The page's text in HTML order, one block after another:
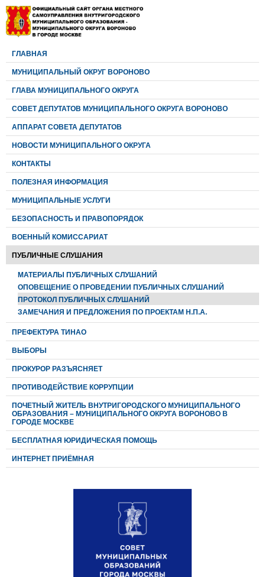
ГЛАВНАЯ
МУНИЦИПАЛЬНЫЙ ОКРУГ ВОРОНОВО
ГЛАВА МУНИЦИПАЛЬНОГО ОКРУГА
CОВЕТ ДЕПУТАТОВ МУНИЦИПАЛЬНОГО ОКРУГА ВОРОНОВО
АППАРАТ СОВЕТА ДЕПУТАТОВ
НОВОСТИ МУНИЦИПАЛЬНОГО ОКРУГА
КОНТАКТЫ
ПОЛЕЗНАЯ ИНФОРМАЦИЯ
МУНИЦИПАЛЬНЫЕ УСЛУГИ
БЕЗОПАСНОСТЬ И ПРАВОПОРЯДОК
ВОЕННЫЙ КОМИССАРИАТ
ПУБЛИЧНЫЕ СЛУШАНИЯ
МАТЕРИАЛЫ ПУБЛИЧНЫХ СЛУШАНИЙ
ОПОВЕЩЕНИЕ О ПРОВЕДЕНИИ ПУБЛИЧНЫХ СЛУШАНИЙ
ПРОТОКОЛ ПУБЛИЧНЫХ СЛУШАНИЙ
ЗАМЕЧАНИЯ И ПРЕДЛОЖЕНИЯ ПО ПРОЕКТАМ Н.П.А.
ПРЕФЕКТУРА ТИНАО
ВЫБОРЫ
ПРОКУРОР РАЗЪЯСНЯЕТ
ПРОТИВОДЕЙСТВИЕ КОРРУПЦИИ
ПОЧЕТНЫЙ ЖИТЕЛЬ ВНУТРИГОРОДСКОГО МУНИЦИПАЛЬНОГО
ОБРАЗОВАНИЯ – МУНИЦИПАЛЬНОГО ОКРУГА ВОРОНОВО В
ГОРОДЕ МОСКВЕ
БЕСПЛАТНАЯ ЮРИДИЧЕСКАЯ ПОМОЩЬ
ИНТЕРНЕТ ПРИЁМНАЯ